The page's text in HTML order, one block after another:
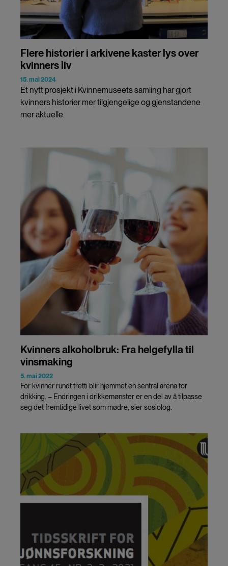
Flere historier i arkivene kaster lys over
kvinners liv
15. mai 2024
Et nytt prosjekt i Kvinnemuseets samling har gjort
kvinners historier mer tilgjengelige og gjenstandene
mer aktuelle.
Kvinners alkoholbruk: Fra helgefylla til
vinsmaking
5. mai 2022
For kvinner rundt tretti blir hjemmet en sentral arena for
drikking. – Endringen i drikkemønster er en del av å tilpasse
seg det fremtidige livet som mødre, sier sosiolog.